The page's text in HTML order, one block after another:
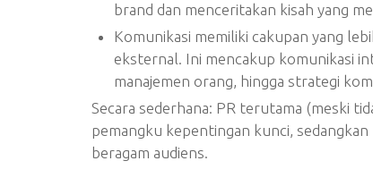
brand dan menceritakan kisah yang
Komunikasi memiliki cakupan yang
eksternal. Ini mencakup komunikasi
manajemen orang, hingga strategi
Secara sederhana: PR terutama (meski
pemangku kepentingan kunci,
beragam audiens.